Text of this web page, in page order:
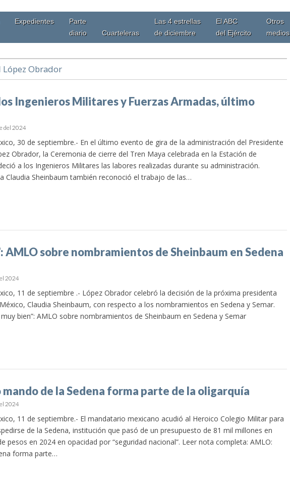
Expedientes
Parte
diario
Cuarteleras
Las 4 estrellas
de diciembre
El ABC
del Ejército
Otros
medios
Obrador
Ingenieros Militares y Fuerzas Armadas, último
del 2024
30 de septiembre.- En el último evento de gira de la administración del Presidente
Obrador, la Ceremonia de cierre del Tren Maya celebrada en la Estación de
a los Ingenieros Militares las labores realizadas durante su administración.
Claudia Sheinbaum también reconoció el trabajo de las…
AMLO sobre nombramientos de Sheinbaum en Sedena
2024
11 de septiembre .- López Obrador celebró la decisión de la próxima presidenta
Claudia Sheinbaum, con respecto a los nombramientos en Sedena y Semar.
bien”: AMLO sobre nombramientos de Sheinbaum en Sedena y Semar
de la Sedena forma parte de la oligarquía
2024
11 de septiembre.- El mandatario mexicano acudió al Heroico Colegio Militar para
de la Sedena, institución que pasó de un presupuesto de 81 mil millones en
pesos en 2024 en opacidad por “seguridad nacional”. Leer nota completa: AMLO:
forma parte…